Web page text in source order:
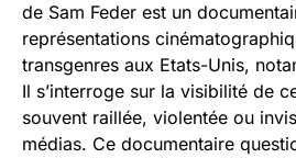
de Sam Feder est un
représentations
transgenres aux Etats-Unis,
Il s’interroge sur la visibilité de
souvent raillée, violentée ou
médias. Ce documentaire